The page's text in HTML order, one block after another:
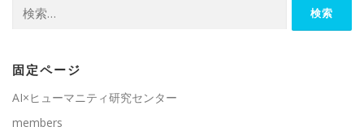
索:
固定ページ
AI×ヒューマニティ研究センター
members